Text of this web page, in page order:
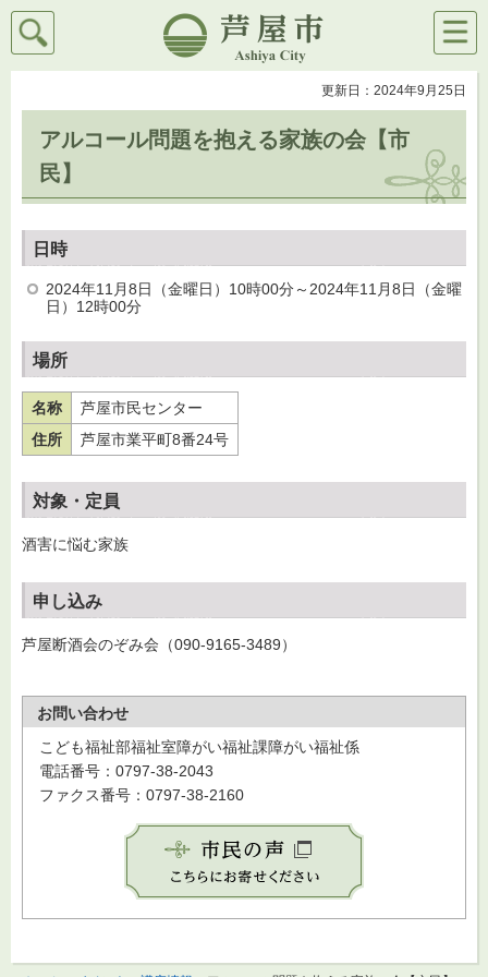
芦屋市
検索
メニ
ュー
更新日：2024年9月25日
アルコール問題を抱える家族の会【市
民】
日時
2024年11月8日（金曜日）10時00分～2024年11月8日（金曜
日）12時00分
場所
名称
芦屋市民センター
住所
芦屋市業平町8番24号
対象・定員
酒害に悩む家族
申し込み
芦屋断酒会のぞみ会（090-9165-3489）
お問い合わせ
こども福祉部福祉室障がい福祉課障がい福祉係
電話番号：0797-38-2043
ファクス番号：0797-38-2160